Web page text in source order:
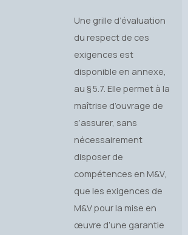
Une grille d’évaluation
du respect de ces
exigences est
disponible en annexe,
au § 5.7. Elle permet à la
maîtrise d’ouvrage de
s’assurer, sans
nécessairement
disposer de
compétences en M&V,
que les exigences de
M&V pour la mise en
œuvre d’une garantie